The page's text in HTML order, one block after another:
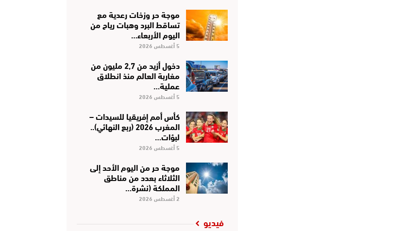
موجة حر وزخات رعدية مع
تساقط البرد وهبات رياح من
اليوم الأربعاء…
5 أغسطس 2026
دخول أزيد من 2,7 مليون من
مغاربة العالم منذ انطلاق
عملية…
5 أغسطس 2026
كأس أمم إفريقيا للسيدات –
المغرب 2026 (ربع النهائي)..
لبؤات…
5 أغسطس 2026
موجة حر من اليوم الأحد إلى
الثلاثاء بعدد من مناطق
المملكة (نشرة…
2 أغسطس 2026
فيديو